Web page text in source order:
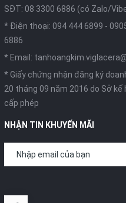
SĐT: 08 3300 6886 (có Zalo/
* Điện thoại: 094 444 6899 -
6886
* Email:
* Giấy chứng nhận đăng ký
20 tháng 09 năm 2016 do Sở
cấp phép
NHẬN TIN KHUYẾN MÃI